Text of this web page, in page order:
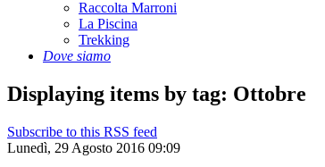
Raccolta Marroni
La Piscina
Trekking
Dove siamo
Displaying items by tag: Ottobre
Subscribe to this RSS feed
Lunedì, 29 Agosto 2016 09:09